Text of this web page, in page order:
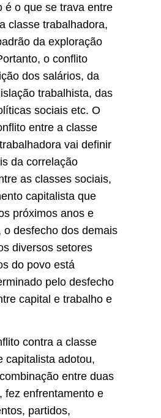
é o que se trava entre
classe trabalhadora,
da exploração
o conflito
dos salários, da
trabalhista, das
sociais etc. O
entre a classe
vai definir
da correlação
as classes sociais,
capitalista que
próximos anos e
desfecho dos demais
diversos setores
do povo está
pelo desfecho
capital e trabalho e
contra a classe
capitalista adotou,
entre duas
fez enfrentamento e
partidos,